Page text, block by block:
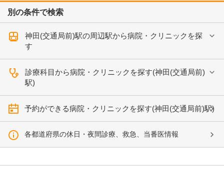
別の条件で検索
神田(交通局前)駅の周辺駅から病院・クリニックを探
す
診療科目から病院・クリニックを探す(神田(交通局前)
駅)
予約ができる病院・クリニックを探す(神田(交通局前)駅)
各都道府県の休日・夜間診療、救急、当番医情報